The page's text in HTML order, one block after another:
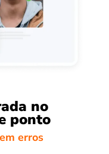
no
ponto
erros